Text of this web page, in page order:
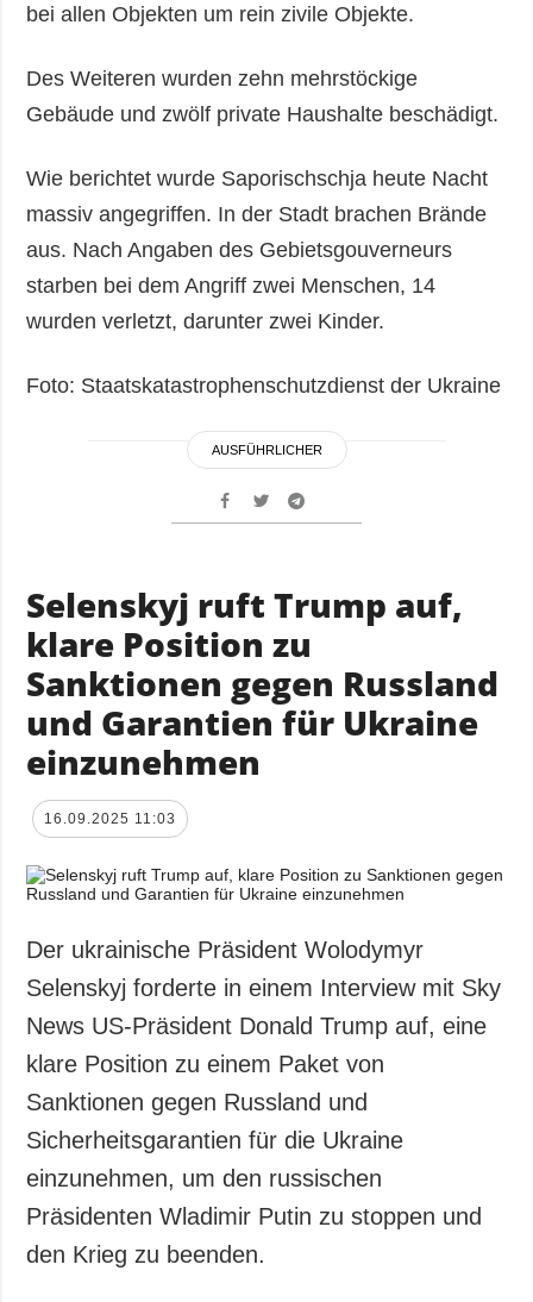
bei allen Objekten um rein zivile Objekte.
Des Weiteren wurden zehn mehrstöckige
Gebäude und zwölf private Haushalte beschädigt.
Wie berichtet wurde Saporischschja heute Nacht
massiv angegriffen. In der Stadt brachen Brände
aus. Nach Angaben des Gebietsgouverneurs
starben bei dem Angriff zwei Menschen, 14
wurden verletzt, darunter zwei Kinder.
Foto: Staatskatastrophenschutzdienst der Ukraine
AUSFÜHRLICHER
Selenskyj ruft Trump auf,
klare Position zu
Sanktionen gegen Russland
und Garantien für Ukraine
einzunehmen
16.09.2025 11:03
Der ukrainische Präsident Wolodymyr
Selenskyj forderte in einem Interview mit Sky
News US-Präsident Donald Trump auf, eine
klare Position zu einem Paket von
Sanktionen gegen Russland und
Sicherheitsgarantien für die Ukraine
einzunehmen, um den russischen
Präsidenten Wladimir Putin zu stoppen und
den Krieg zu beenden.